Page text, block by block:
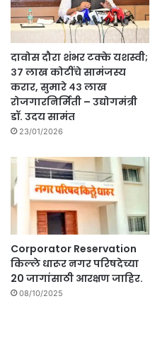
दावोस दौरा शंभर टक्के यशस्वी;
३७ लाख कोटींचे सामंजस्य
करार, सुमारे ४३ लाख
रोजगारनिर्मिती – उद्योगमंत्री
डॉ. उदय सामंत
23/01/2026
Corporator Reservation
किल्ले धारूर नगर परिषदेच्या
20 जागांसाठी आरक्षण जाहिर.
08/10/2025